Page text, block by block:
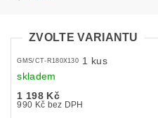
ZVOLTE VARIANTU
GMS/CT-R180X130 1 kus
skladem
1 198 Kč
990 Kč bez DPH